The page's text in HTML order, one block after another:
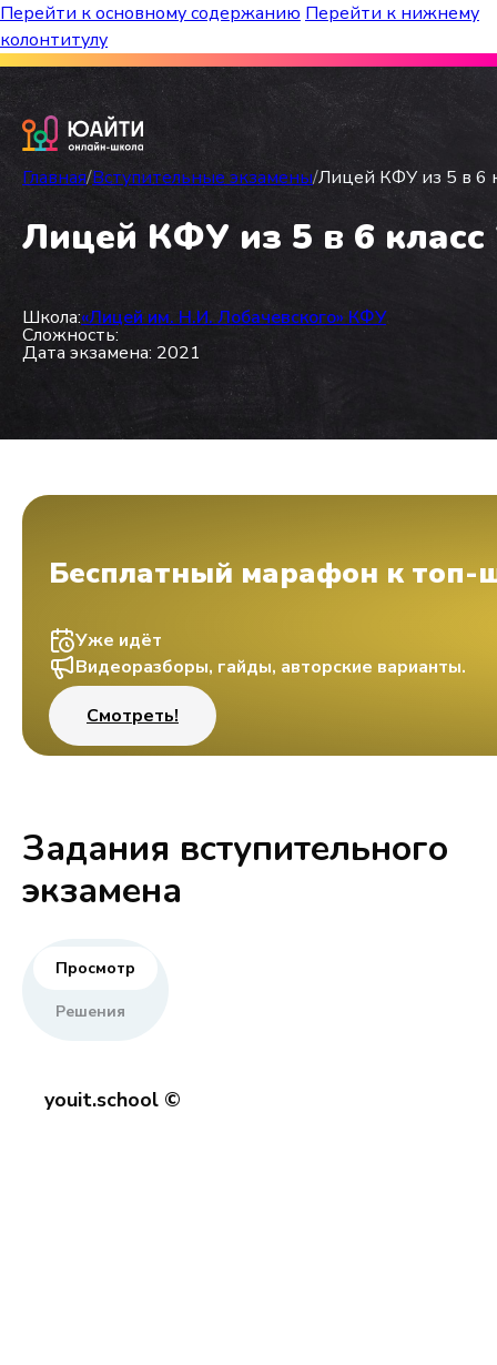
Перейти к основному содержанию Перейти к нижнему
колонтитулу
Бесплатный марафон к топ-школам!
Главная/Вступительные экзамены/Лицей КФУ из 5 в 6
Лицей КФУ из 5 в 6 класс
Школа:«Лицей им. Н.И. Лобачевского» КФУ
Сложность:
Дата экзамена: 2021
Бесплатный марафон к топ-
Уже идёт
Видеоразборы, гайды, авторские варианты.
Смотреть!
Задания вступительного
экзамена
Просмотр
Решения
youit.school ©